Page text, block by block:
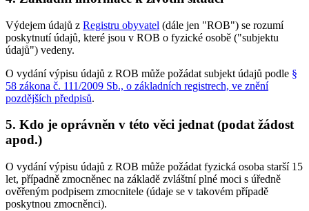
Výdejem údajů z Registru obyvatel (dále jen "ROB") se rozumí
poskytnutí údajů, které jsou v ROB o fyzické osobě ("subjektu
údajů") vedeny.
O vydání výpisu údajů z ROB může požádat subjekt údajů podle §
58 zákona č. 111/2009 Sb., o základních registrech, ve znění
pozdějších předpisů.
5. Kdo je oprávněn v této věci jednat (podat žádost
apod.)
O vydání výpisu údajů z ROB může požádat fyzická osoba starší 15
let, případně zmocněnec na základě zvláštní plné moci s úředně
ověřeným podpisem zmocnitele (údaje se v takovém případě
poskytnou zmocněnci).